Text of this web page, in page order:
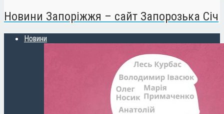
Новини Запоріжжя – сайт Запорозька Січ
Новини